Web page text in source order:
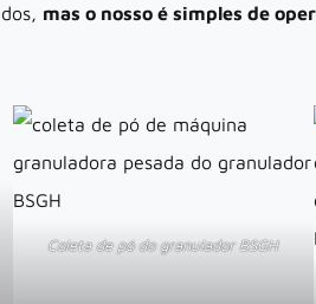
mas o nosso é simples de
Coleta de pó do granulador BSGH